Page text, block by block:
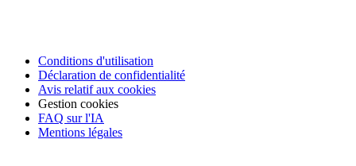
Conditions d'utilisation
Déclaration de confidentialité
Avis relatif aux cookies
Gestion cookies
FAQ sur l'IA
Mentions légales